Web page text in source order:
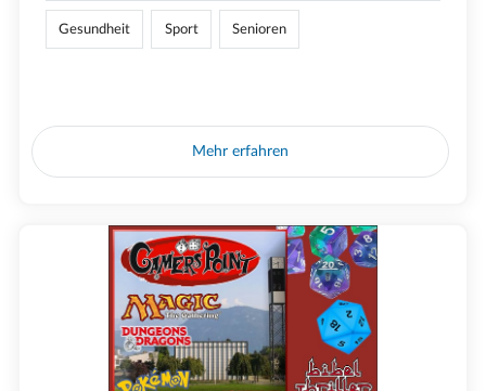
Gesundheit Sport Senioren
Mehr erfahren